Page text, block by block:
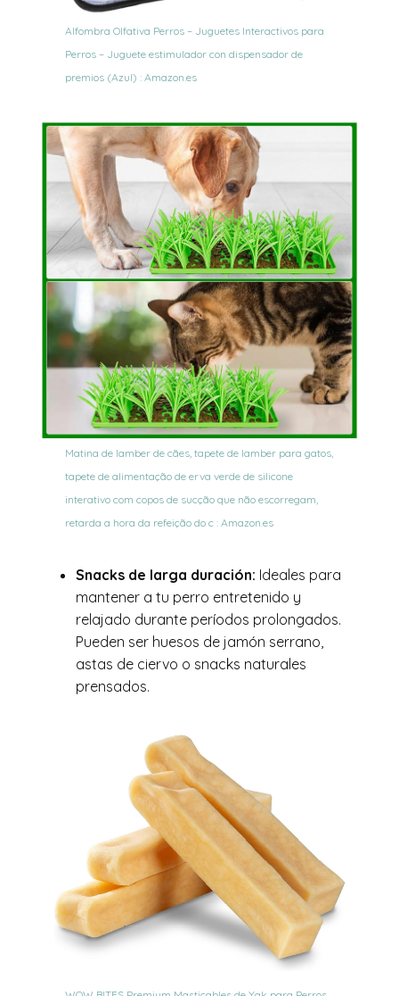
Alfombra Olfativa Perros – Juguetes Interactivos para
Perros – Juguete estimulador con dispensador de
premios (Azul) : Amazon.es
Matina de lamber de cães, tapete de lamber para gatos,
tapete de alimentação de erva verde de silicone
interativo com copos de sucção que não escorregam,
retarda a hora da refeição do c : Amazon.es
Snacks de larga duración: Ideales para
mantener a tu perro entretenido y
relajado durante períodos prolongados.
Pueden ser huesos de jamón serrano,
astas de ciervo o snacks naturales
prensados.